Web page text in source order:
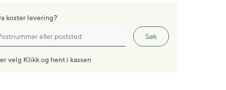
koster levering?
Søk
velg Klikk og hent i kassen